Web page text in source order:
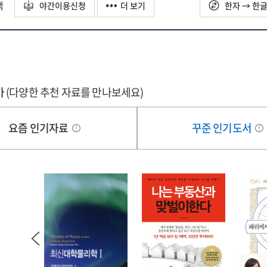
야간이용신청 더 보기 한자 → 한글
(다양한 추천 자료를 만나보세요)
요즘 인기자료 꾸준 인기도서